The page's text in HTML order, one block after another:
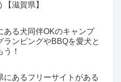
【滋賀県】
ある犬同伴OKのキャンプ
ランピングやBBQを愛犬と
う！
にあるフリーサイトがある